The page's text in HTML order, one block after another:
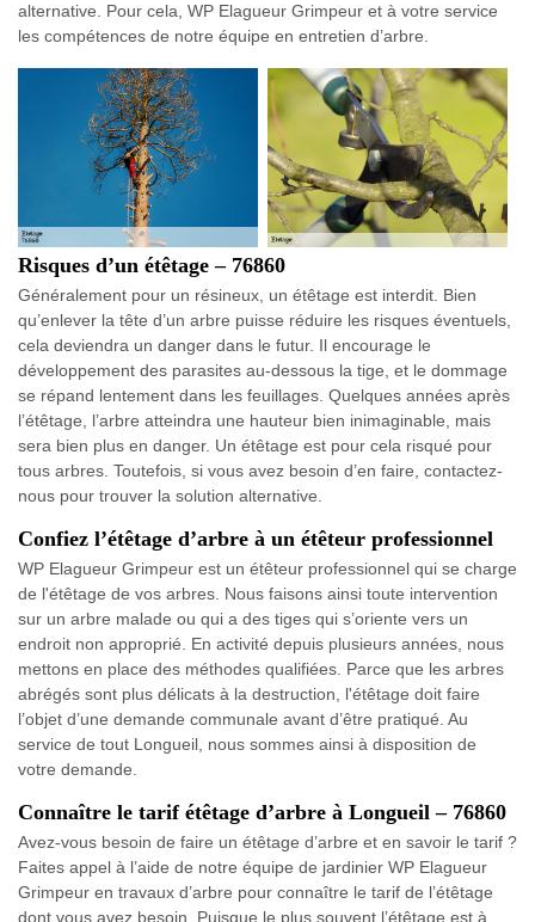
alternative. Pour cela, WP Elagueur Grimpeur et à votre service
les compétences de notre équipe en entretien d’arbre.
Risques d’un étêtage – 76860
Généralement pour un résineux, un étêtage est interdit. Bien
qu’enlever la tête d’un arbre puisse réduire les risques éventuels,
cela deviendra un danger dans le futur. Il encourage le
développement des parasites au-dessous la tige, et le dommage
se répand lentement dans les feuillages. Quelques années après
l’étêtage, l’arbre atteindra une hauteur bien inimaginable, mais
sera bien plus en danger. Un étêtage est pour cela risqué pour
tous arbres. Toutefois, si vous avez besoin d’en faire, contactez-
nous pour trouver la solution alternative.
Confiez l’étêtage d’arbre à un étêteur professionnel
WP Elagueur Grimpeur est un étêteur professionnel qui se charge
de l'étêtage de vos arbres. Nous faisons ainsi toute intervention
sur un arbre malade ou qui a des tiges qui s’oriente vers un
endroit non approprié. En activité depuis plusieurs années, nous
mettons en place des méthodes qualifiées. Parce que les arbres
abrégés sont plus délicats à la destruction, l'étêtage doit faire
l’objet d’une demande communale avant d’être pratiqué. Au
service de tout Longueil, nous sommes ainsi à disposition de
votre demande.
Connaître le tarif étêtage d’arbre à Longueil – 76860
Avez-vous besoin de faire un étêtage d’arbre et en savoir le tarif ?
Faites appel à l’aide de notre équipe de jardinier WP Elagueur
Grimpeur en travaux d’arbre pour connaître le tarif de l’étêtage
dont vous avez besoin. Puisque le plus souvent l’étêtage est à